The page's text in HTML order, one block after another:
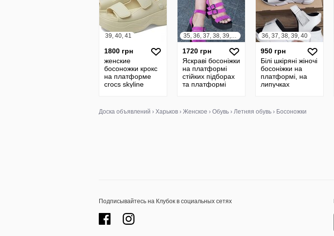
39, 40, 41
1800 грн
женские
босоножки крокс
на платформе
crocs skyline
crocs оригінал
35, 36, 37, 38, 39, 40
1720 грн
Яскраві босоніжки
на платформі
стійких підборах
та платформі
36, 37, 38, 39, 40
950 грн
Білі шкіряні жіночі
босоніжки на
платформі, на
липучках
Доска объявлений › Харьков › Женское › Обувь › Летняя обувь › Босоножки
Подписывайтесь на Клубок в социальных сетях